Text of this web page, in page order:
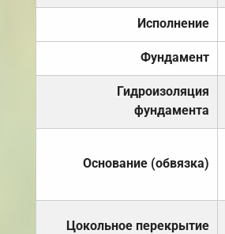
Исполнение
Фундамент
Гидроизоляция
фундамента
Основание (обвязка)
Цокольное перекрытие